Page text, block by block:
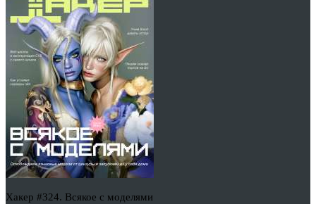
Хакер #324. Всякое с моделями